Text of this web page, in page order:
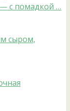
с помадкой …
сыром,